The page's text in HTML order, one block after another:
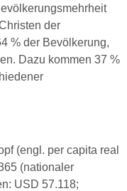
der
% der Bevölkerung,
Dazu kommen 37 %
(engl. per capita real
(nationaler
USD 57.118;